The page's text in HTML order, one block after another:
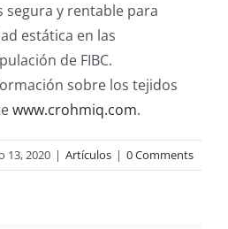
segura y rentable para
estática en las
de FIBC.
sobre los tejidos
www.crohmiq.com.
13, 2020 | Artículos | 0 Comments